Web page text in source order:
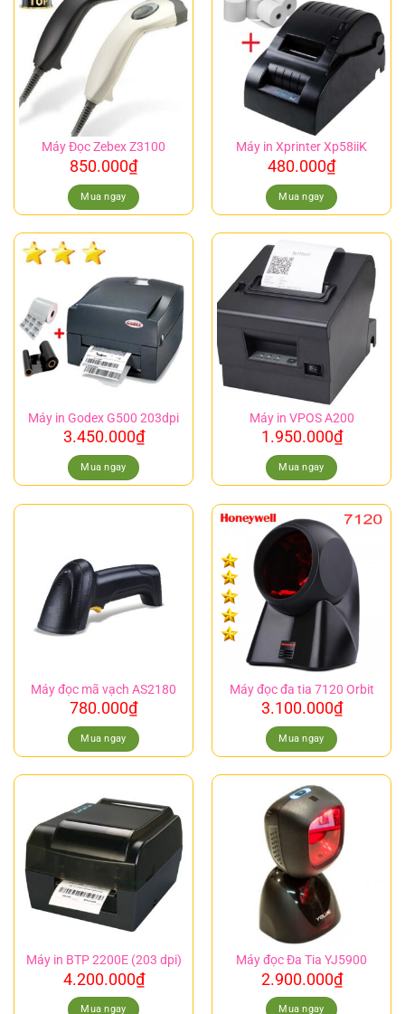
Máy Đọc Zebex Z3100
850.000₫
Mua ngay
Máy in Xprinter Xp58iiK
480.000₫
Mua ngay
Máy in Godex G500 203dpi
3.450.000₫
Mua ngay
Máy in VPOS A200
1.950.000₫
Mua ngay
Máy đọc mã vạch AS2180
780.000₫
Mua ngay
Máy đọc đa tia 7120 Orbit
3.100.000₫
Mua ngay
Máy in BTP 2200E (203 dpi)
4.200.000₫
Mua ngay
Máy đọc Đa Tia YJ5900
2.900.000₫
Mua ngay